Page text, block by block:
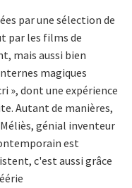
par une sélection de
par les films de
mais aussi bien
magiques
», dont une expérience
Autant de manières,
génial inventeur
est
c'est aussi grâce